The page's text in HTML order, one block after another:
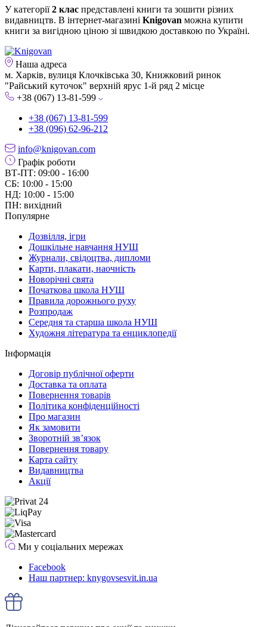
У категорії2 клас представлені книги та зошити різних
видавництв. В інтернет-магазині Knigovan можна купити
книги за вигідною ціною зі швидкою доставкою по Україні.
Наша адреса
м. Харків, вулиця Клочківська 30, Книжковий ринок
"Райський куточок" верхній ярус 1-й ряд 2 місце
+38 (067) 13-81-599
+38 (067) 13-81-599
+38 (096) 62-96-212
info@knigovan.com
Графік роботи
ВТ-ПТ: 09:00 - 16:00
СБ: 10:00 - 15:00
НД: 10:00 - 15:00
ПН: вихідний
Популярне
Дозвілля, ігри
Дошкільне навчання НУШ
Журнали, свідоцтва, дипломи
Карти, плакати, наочність
Новорічні свята
Початкова школа НУШ
Правила дорожнього руху
Розпродаж
Середня та старша школа НУШ
Художня література та енциклопедії
Інформація
Договір публічної оферти
Доставка та оплата
Повернення товарів
Політика конфіденційності
Про магазин
Як замовити
Зворотній зв’язок
Повернення товару
Карта сайту
Видавництва
Акції
Ми у соціальних мережах
Facebook
Наш партнер: knygovsesvit.in.ua